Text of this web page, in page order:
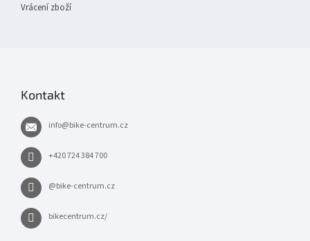
Vrácení zboží
Kontakt
info@bike-centrum.cz
+420 724 384 700
@bike-centrum.cz
bikecentrum.cz/